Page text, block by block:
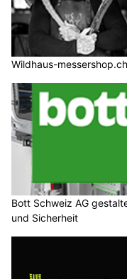
Wildhaus-
Bott Schweiz AG
und Sicherheit